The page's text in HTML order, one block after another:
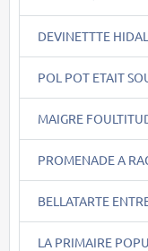
DEVINETTTE
POL POT ETAIT
MAIGRE
PROMENADE A
BELLATARTE
LA PRIMAIRE